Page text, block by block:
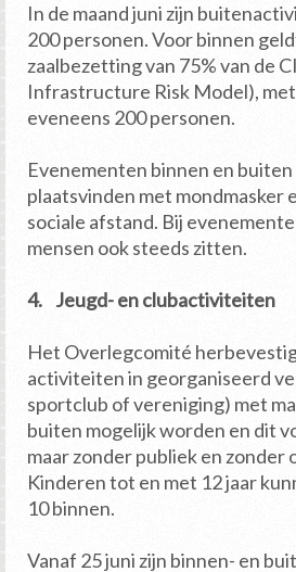
In de maand juni zijn
200 personen. Voor binnen
zaalbezetting van 75% van de
Infrastructure Risk Model),
eveneens 200 personen.
Evenementen binnen en
plaatsvinden met mondmasker
sociale afstand. Bij
mensen ook steeds zitten.
4. Jeugd- en clubactiviteiten
Het Overlegcomité
activiteiten in georganiseerd
sportclub of vereniging) met
buiten mogelijk worden en dit
maar zonder publiek en zonder
Kinderen tot en met 12 jaar
10 binnen.
Vanaf 25 juni zijn binnen- en